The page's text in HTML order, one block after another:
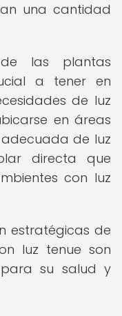
una cantidad
las plantas
a tener en
de luz
en áreas
de luz
directa que
con luz
estratégicas de
luz tenue son
para su salud y